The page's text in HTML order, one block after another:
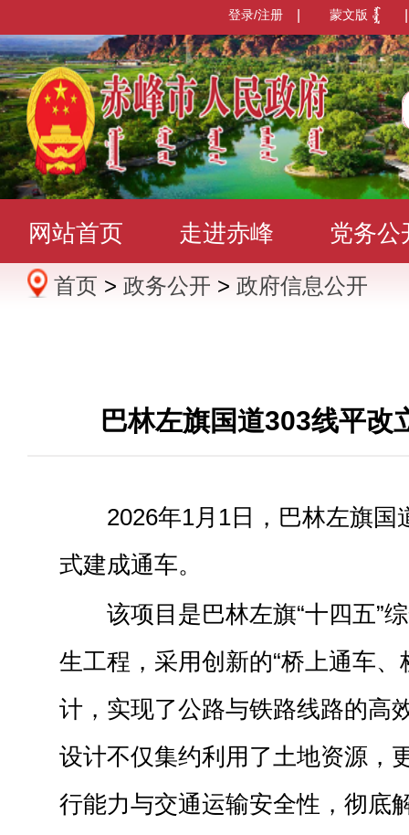
蒙文版
登录/注册
网站首页 走进赤峰 党务公
办事服务 政民互动 数据发
首页 > 政务公开 > 政府信息公开
巴林左旗国道303线平改
2026年1月1日，巴林左旗国
式建成通车。
该项目是巴林左旗“十四五”
生工程，采用创新的“桥上通车、
计，实现了公路与铁路线路的高
设计不仅集约利用了土地资源，
行能力与交通运输安全性，彻底